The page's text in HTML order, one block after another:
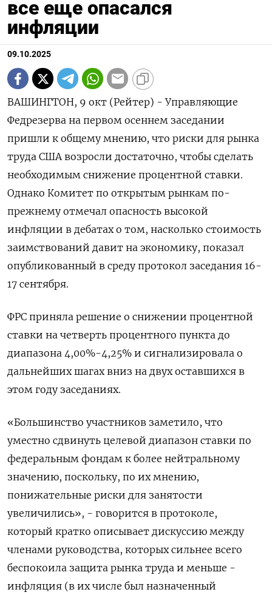
все еще опасался
инфляции
09.10.2025
ВАШИНГТОН, 9 окт (Рейтер) - Управляющие
Федрезерва на первом осеннем заседании
пришли к общему мнению, что риски для рынка
труда США возросли достаточно, чтобы сделать
необходимым снижение процентной ставки.
Однако Комитет по открытым рынкам по-
прежнему отмечал опасность высокой
инфляции в дебатах о том, насколько стоимость
заимствований давит на экономику, показал
опубликованный в среду протокол заседания 16-
17 сентября.
ФРС приняла решение о снижении процентной
ставки на четверть процентного пункта до
диапазона 4,00%-4,25% и сигнализировала о
дальнейших шагах вниз на двух оставшихся в
этом году заседаниях.
«Большинство участников заметило, что
уместно сдвинуть целевой диапазон ставки по
федеральным фондам к более нейтральному
значению, поскольку, по их мнению,
понижательные риски для занятости
увеличились», - говорится в протоколе,
который кратко описывает дискуссию между
членами руководства, которых сильнее всего
беспокоила защита рынка труда и меньше -
инфляция (в их числе был назначенный